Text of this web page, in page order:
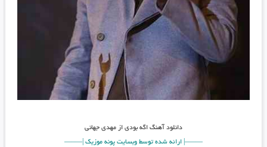
دانلود آهنگاگه بودی از مهدی جهانی
——–| ارائه شده توسط وبسایت پونه موزیک |—–—